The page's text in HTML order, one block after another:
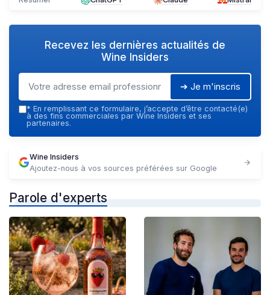
Recevez les dernières actualités de
Wine Insiders
➔ Je m'inscris
* En remplissant ce formulaire, j’accepte d’être contacté(e)
à des fins commerciales par Wine Insiders et ses
partenaires.
Wine Insiders
Ajoutez-nous à vos sources préférées sur Google
Parole d'experts